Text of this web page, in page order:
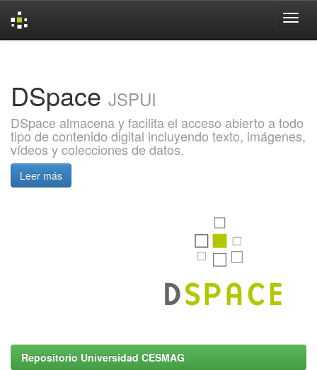
DSpace JSPUI
DSpace almacena y facilita el acceso abierto a todo
tipo de contenido digital incluyendo texto, imágenes,
vídeos y colecciones de datos.
Leer más
Repositorio Universidad CESMAG